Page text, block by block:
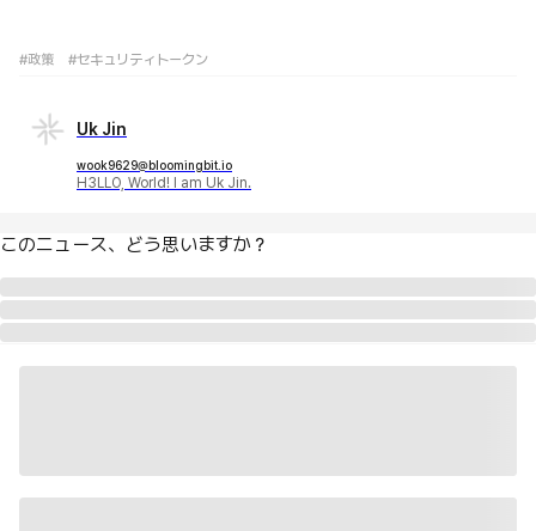
#政策 #セキュリティトークン
Uk Jin
wook9629@bloomingbit.io
H3LLO, World! I am Uk Jin.
このニュース、どう思いますか？